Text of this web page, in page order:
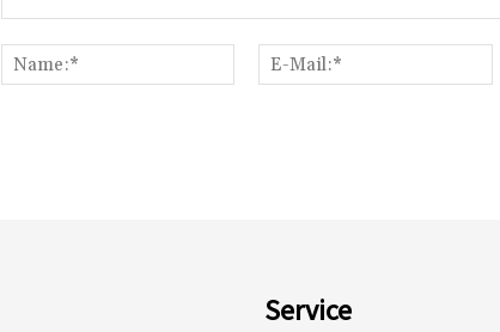
Name:*
Service